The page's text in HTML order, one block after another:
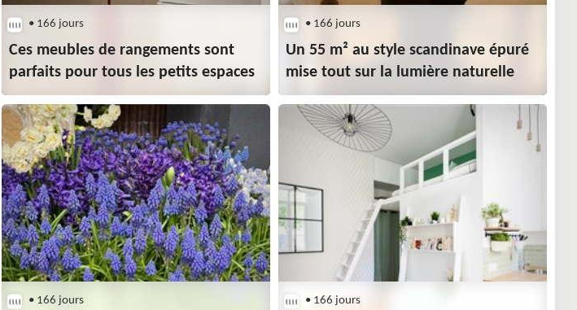
• 166 jours
Ces meubles de rangements sont
parfaits pour tous les petits espaces
• 166 jours
Un 55 m² au style scandinave épuré
mise tout sur la lumière naturelle
• 166 jours • 166 jours